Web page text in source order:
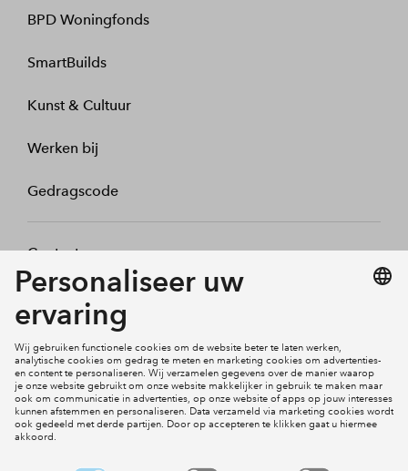
BPD Woningfonds
SmartBuilds
Kunst & Cultuur
Werken bij
Gedragscode
Contact
Mijn profiel
Social Media